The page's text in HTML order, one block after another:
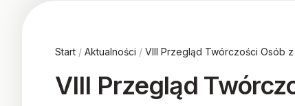
Start / Aktualności / VIII Przegląd Twórczości Osób
VIII Przegląd